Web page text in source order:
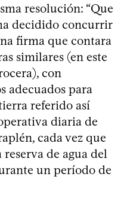
resolución: “Que
decidido concurrir
firma que contara
similares (en este
con
adecuados para
referido así
diaria de
cada vez que
de agua del
un período de